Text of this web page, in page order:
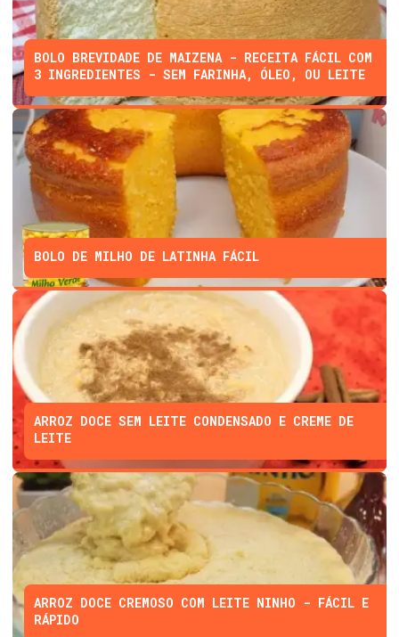
BOLO BREVIDADE DE MAIZENA - RECEITA FÁCIL COM
3 INGREDIENTES - SEM FARINHA, ÓLEO, OU LEITE
BOLO DE MILHO DE LATINHA FÁCIL
ARROZ DOCE SEM LEITE CONDENSADO E CREME DE
LEITE
ARROZ DOCE CREMOSO COM LEITE NINHO - FÁCIL E
RÁPIDO